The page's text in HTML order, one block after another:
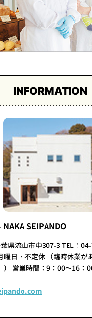
INFORMATION
NAKA SEIPANDO
県流山市中307-3 TEL：
曜日・不定休 （臨時休業が
） 営業時間：9：00～16：